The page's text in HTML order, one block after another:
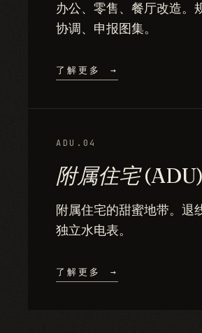
办公、零售、餐厅改造。
协调、申报图集。
了解更多 →
ADU.04
附属住宅 (ADU)
附属住宅的甜蜜地带。退
独立水电表。
了解更多 →